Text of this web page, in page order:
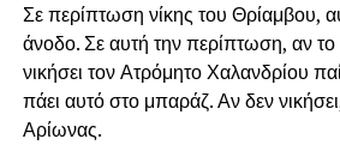
Σε περίπτωση νίκης του Θρίαμβου,
άνοδο. Σε αυτή την περίπτωση, αν
νικήσει τον Ατρόμητο Χαλανδρίου
πάει αυτό στο μπαράζ. Αν δεν
Αρίωνας.